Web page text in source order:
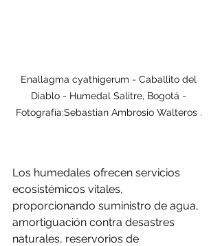
Enallagma cyathigerum - Caballito del
Diablo - Humedal Salitre, Bogotá -
Fotografía:Sebastian Ambrosio Walteros .
Los humedales ofrecen servicios
ecosistémicos vitales,
proporcionando suministro de agua,
amortiguación contra desastres
naturales, reservorios de